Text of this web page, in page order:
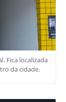
Fica localizada
da cidade.